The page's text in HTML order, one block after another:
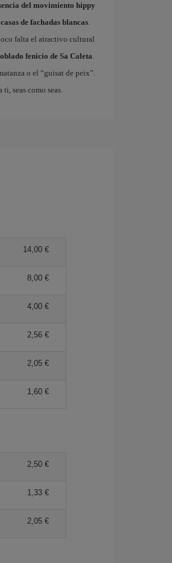
del movimiento hippy
de fachadas blancas.
falta el atractivo cultural
fenicio de Sa Caleta.
o el “guisat de peix”.
seas como seas.
14,00 €
8,00 €
4,00 €
2,56 €
2,05 €
1,60 €
2,50 €
1,33 €
2,05 €